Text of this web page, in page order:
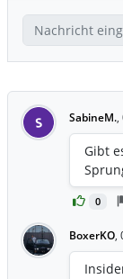
S SabineM.,
0
Gibt
BoxerKO,